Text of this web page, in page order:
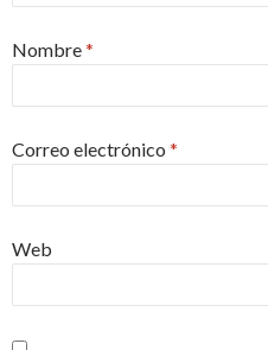
Nombre*
Correo electrónico *
Web